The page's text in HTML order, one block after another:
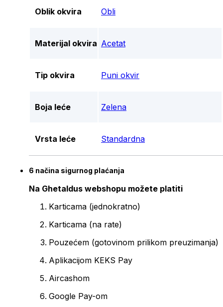
Oblik okvira Obli
Materijal okvira Acetat
Tip okvira Puni okvir
Boja leće Zelena
Vrsta leće Standardna
6 načina sigurnog plaćanja
Na Ghetaldus webshopu možete platiti
Karticama (jednokratno)
Karticama (na rate)
Pouzećem (gotovinom prilikom preuzimanja)
Aplikacijom KEKS Pay
Aircashom
Google Pay-om